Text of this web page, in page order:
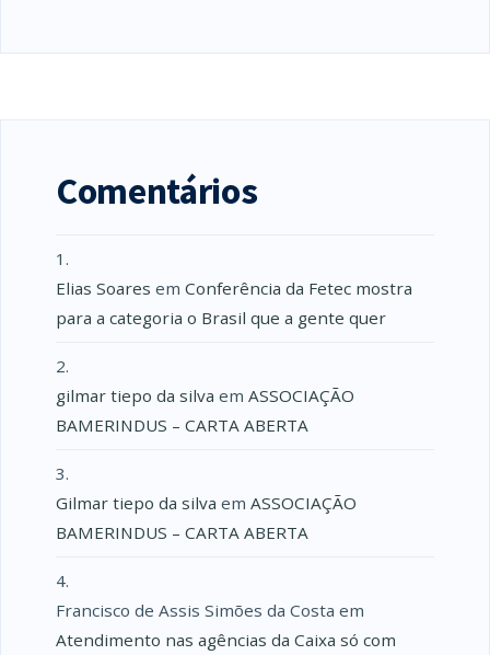
Comentários
Elias Soares em Conferência da Fetec mostra
para a categoria o Brasil que a gente quer
gilmar tiepo da silva em ASSOCIAÇÃO
BAMERINDUS – CARTA ABERTA
Gilmar tiepo da silva em ASSOCIAÇÃO
BAMERINDUS – CARTA ABERTA
Francisco de Assis Simões da Costa em
Atendimento nas agências da Caixa só com